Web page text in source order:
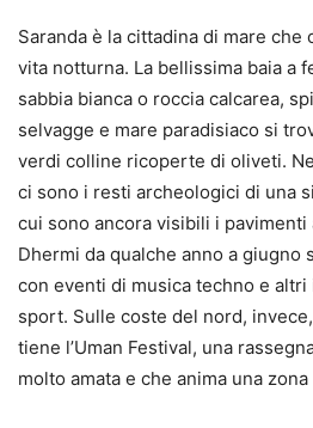
Saranda è la cittadina di mare
vita notturna. La bellissima baia a
sabbia bianca o roccia calcarea,
selvagge e mare paradisiaco si
verdi colline ricoperte di oliveti.
ci sono i resti archeologici di una
cui sono ancora visibili i pavimenti
Dhermi da qualche anno a giugno
con eventi di musica techno e
sport. Sulle coste del nord,
tiene l’Uman Festival, una
molto amata e che anima una